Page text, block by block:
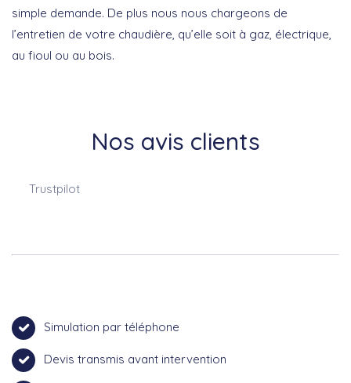
simple demande. De plus nous nous chargeons de
l’entretien de votre chaudière, qu’elle soit à gaz, électrique,
au fioul ou au bois.
Nos avis clients
Trustpilot
Simulation par téléphone
Devis transmis avant intervention